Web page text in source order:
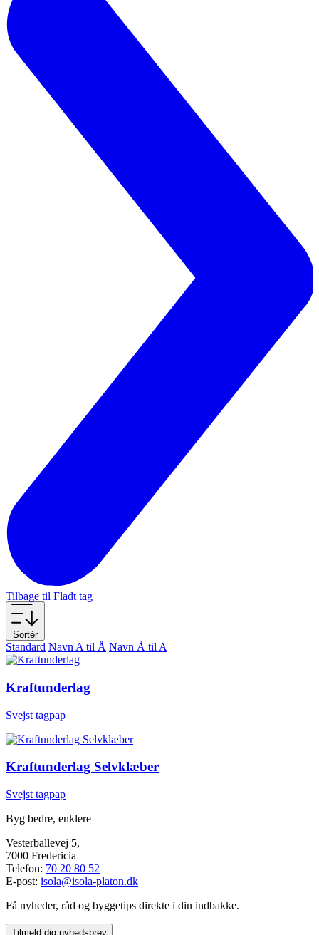
Tilbage til Fladt tag
Sortér
Standard Navn A til Å Navn Å til A
Kraftunderlag
Svejst tagpap
Kraftunderlag Selvklæber
Svejst tagpap
Byg bedre, enklere
Vesterballevej 5,
7000 Fredericia
Telefon: 70 20 80 52
E-post: isola@isola-platon.dk
Få nyheder, råd og byggetips direkte i din indbakke.
Tilmeld dig nyhedsbrev